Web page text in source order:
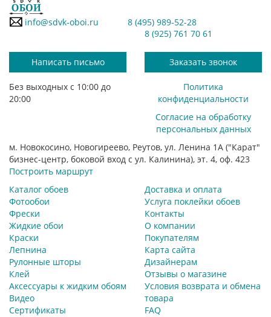
info@sdvk-oboi.ru
8 (495) 989-52-28
8 (925) 761 70 61
Написать письмо Заказать звонок
Без выходных с 10:00 до
20:00
Политика
конфиденциальности
Согласие на обработку
персональных данных
м. Новокосино, Новогиреево, Реутов, ул. Ленина 1А ("Карат"
бизнес-центр, боковой вход с ул. Калинина), эт. 4, оф. 423
Построить маршрут
Каталог обоев
Фотообои
Фрески
Жидкие обои
Краски
Лепнина
Рулонные шторы
Клей
Аксессуары к жидким обоям
Видео
Сертификаты
Доставка и оплата
Услуга поклейки обоев
Контакты
О компании
Покупателям
Карта сайта
Дизайнерам
Отзывы о магазине
Условия возврата и обмена
товара
FAQ